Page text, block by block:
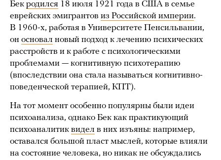
Бек родился 18 июля 1921 года в США в семье
еврейских эмигрантов из Российской империи.
В 1960-х, работая в Университете Пенсильвании,
он основал новый подход к лечению психических
расстройств и к работе с психологическими
проблемами — когнитивную психотерапию
(впоследствии она стала называться когнитивно-
поведенческой терапией, КПТ).
На тот момент особенно популярны были идеи
психоанализа, однако Бек как практикующий
психоаналитик видел в них изъяны: например,
оставался большой пласт мыслей, которые влияли
на состояние человека, но никак не обсуждались